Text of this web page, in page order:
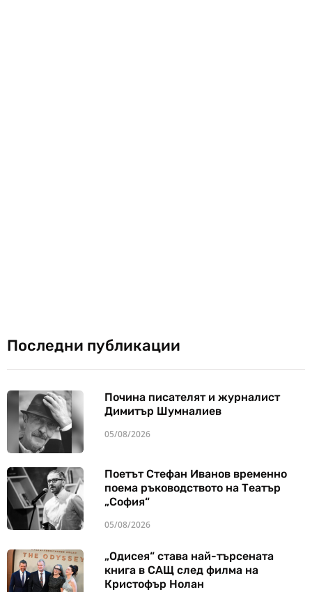
Последни публикации
Почина писателят и журналист
Димитър Шумналиев
05/08/2026
Поетът Стефан Иванов временно
поема ръководството на Театър
„София“
05/08/2026
„Одисея“ става най-търсената
книга в САЩ след филма на
Кристофър Нолан